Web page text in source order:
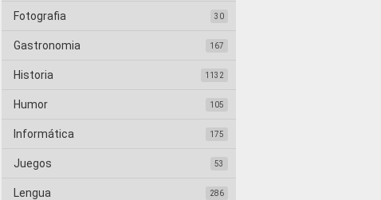
Fotografia 30
Gastronomia 167
Historia 1132
Humor 105
Informática 175
Juegos 53
Lengua 286